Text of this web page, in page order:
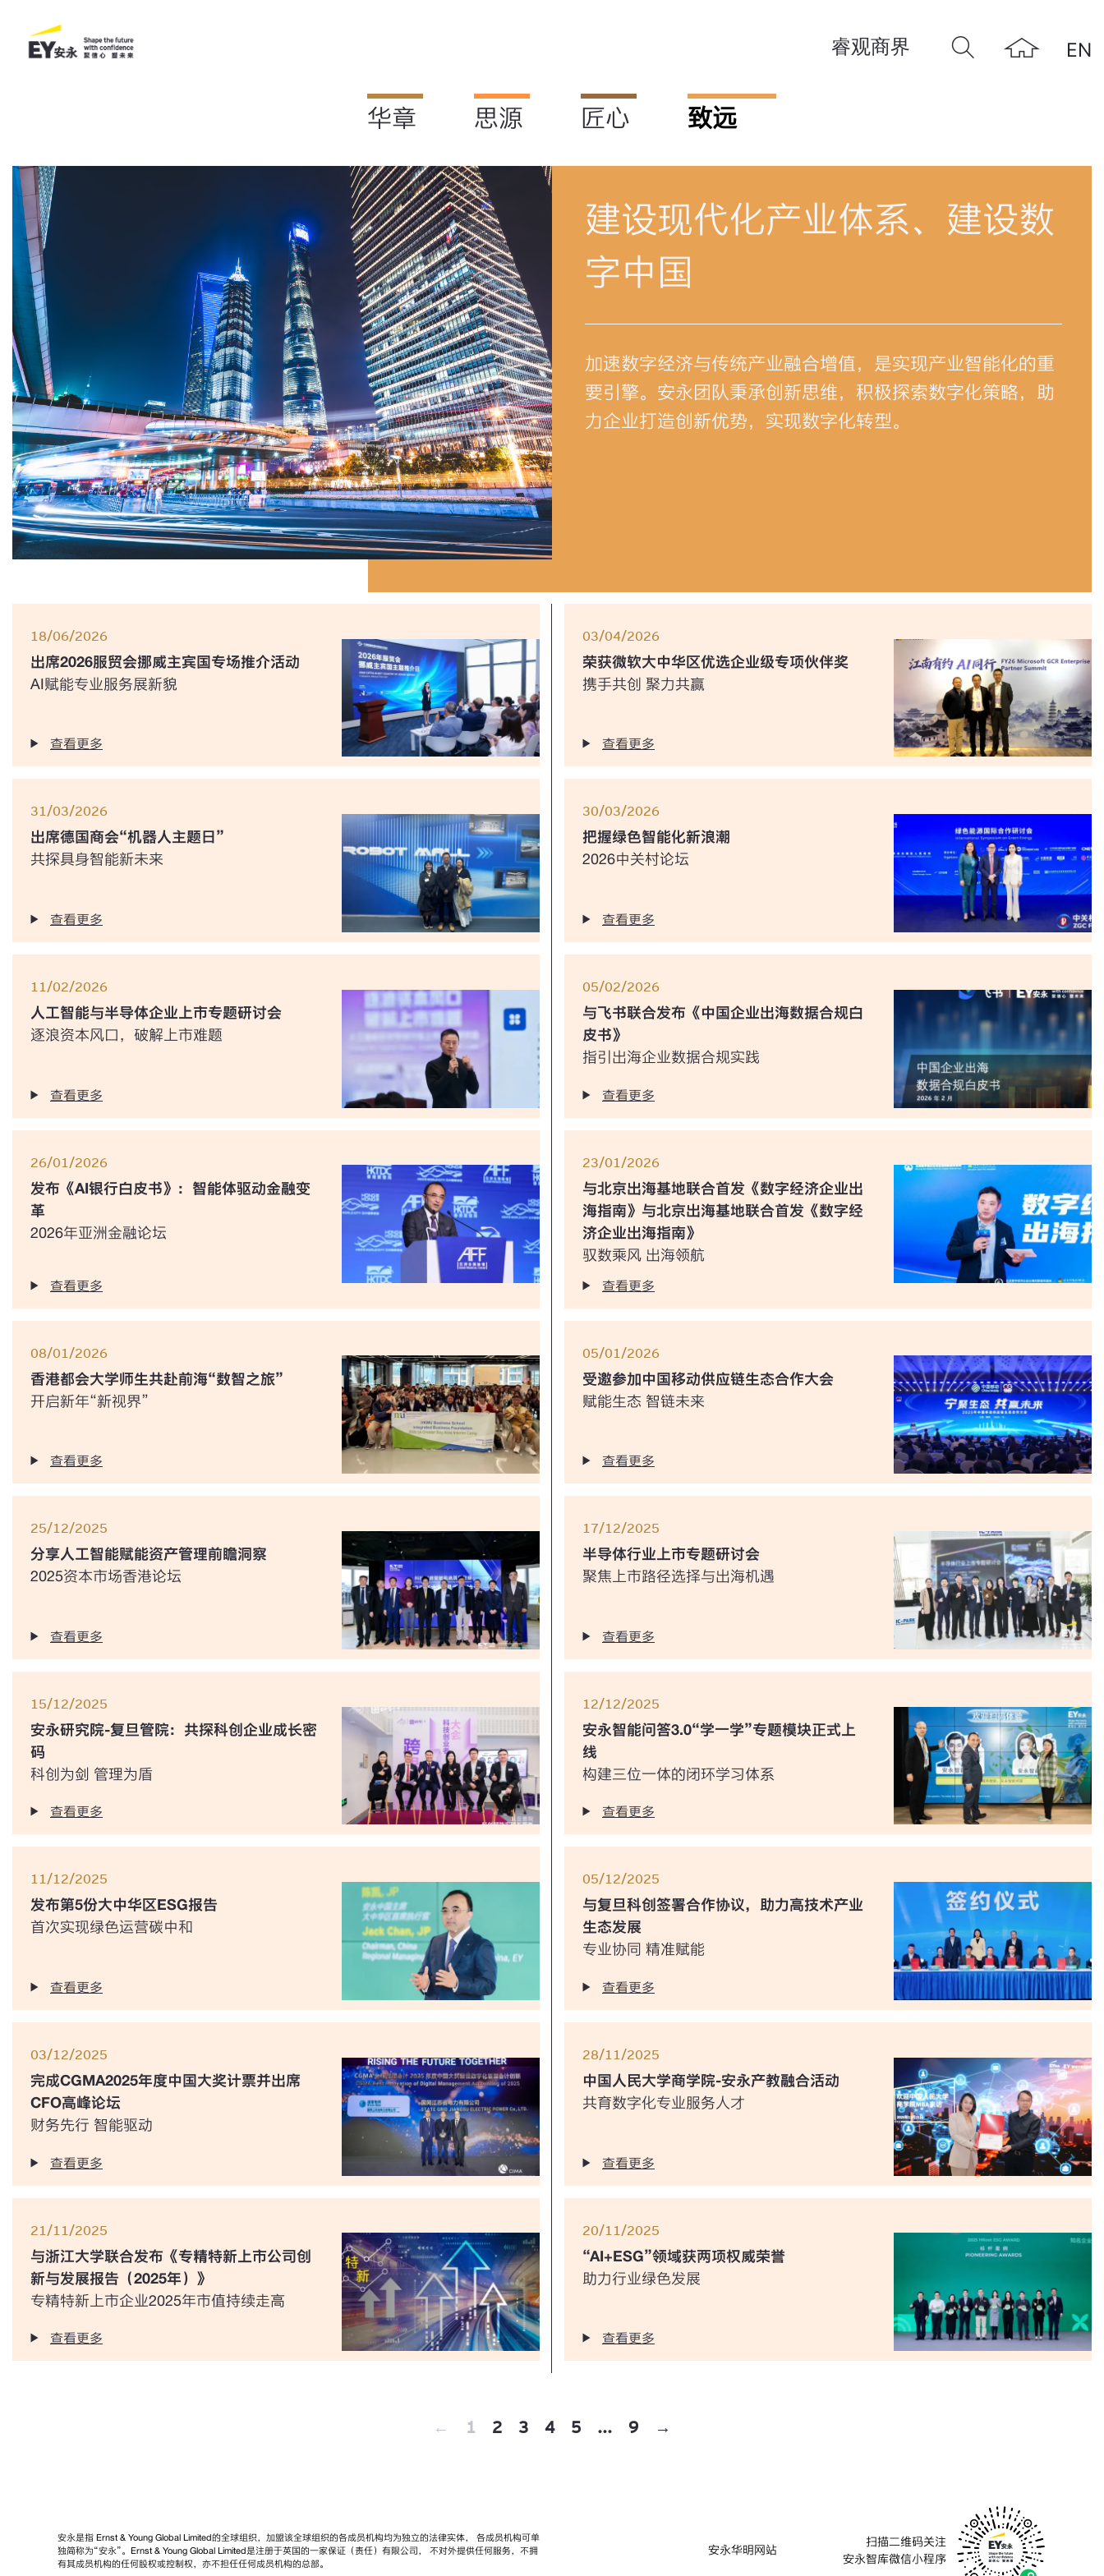
睿观商界 EN
华章 思源 匠心 致远
建设现代化产业体系、建设数
字中国
加速数字经济与传统产业融合增值，是实现产业智能化的重
要引擎。安永团队秉承创新思维，积极探索数字化策略，助
力企业打造创新优势，实现数字化转型。
18/06/2026
出席2026服贸会挪威主宾国专场推介活动
AI赋能专业服务展新貌
查看更多
03/04/2026
荣获微软大中华区优选企业级专项伙伴奖
携手共创 聚力共赢
查看更多
31/03/2026
出席德国商会“机器人主题日”
共探具身智能新未来
查看更多
30/03/2026
把握绿色智能化新浪潮
2026中关村论坛
查看更多
11/02/2026
人工智能与半导体企业上市专题研讨会
逐浪资本风口，破解上市难题
查看更多
05/02/2026
与飞书联合发布《中国企业出海数据合规白
皮书》
指引出海企业数据合规实践
查看更多
26/01/2026
发布《AI银行白皮书》：智能体驱动金融变
革
2026年亚洲金融论坛
查看更多
23/01/2026
与北京出海基地联合首发《数字经济企业出
海指南》与北京出海基地联合首发《数字经
济企业出海指南》
驭数乘风 出海领航
查看更多
08/01/2026
香港都会大学师生共赴前海“数智之旅”
开启新年“新视界”
查看更多
05/01/2026
受邀参加中国移动供应链生态合作大会
赋能生态 智链未来
查看更多
25/12/2025
分享人工智能赋能资产管理前瞻洞察
2025资本市场香港论坛
查看更多
17/12/2025
半导体行业上市专题研讨会
聚焦上市路径选择与出海机遇
查看更多
15/12/2025
安永研究院-复旦管院：共探科创企业成长密
码
科创为剑 管理为盾
查看更多
12/12/2025
安永智能问答3.0“学一学”专题模块正式上
线
构建三位一体的闭环学习体系
查看更多
11/12/2025
发布第5份大中华区ESG报告
首次实现绿色运营碳中和
查看更多
05/12/2025
与复旦科创签署合作协议，助力高技术产业
生态发展
专业协同 精准赋能
查看更多
03/12/2025
完成CGMA2025年度中国大奖计票并出席
CFO高峰论坛
财务先行 智能驱动
查看更多
28/11/2025
中国人民大学商学院-安永产教融合活动
共育数字化专业服务人才
查看更多
21/11/2025
与浙江大学联合发布《专精特新上市公司创
新与发展报告（2025年）》
专精特新上市企业2025年市值持续走高
查看更多
20/11/2025
“AI+ESG”领域获两项权威荣誉
助力行业绿色发展
查看更多
← 1 2 3 4 5 ... 9 →
安永是指 Ernst & Young Global Limited的全球组织，加盟该全球组织的各成员机构均为独立的法律实体， 各成员机构可单
独简称为“安永”。Ernst & Young Global Limited是注册于英国的一家保证（责任）有限公司， 不对外提供任何服务，不拥
有其成员机构的任何股权或控制权，亦不担任任何成员机构的总部。
安永华明网站
扫描二维码关注
安永智库微信小程序